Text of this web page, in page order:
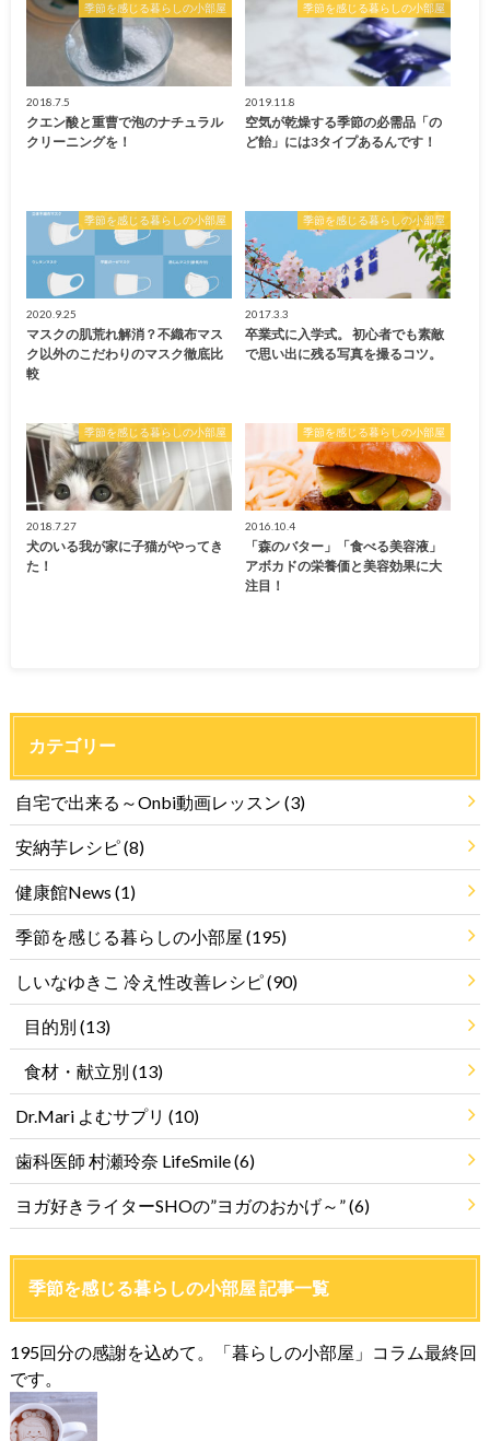
季節を感じる暮らしの小部屋
2018.7.5
クエン酸と重曹で泡のナチュラル
クリーニングを！
季節を感じる暮らしの小部屋
2019.11.8
空気が乾燥する季節の必需品「の
ど飴」には3タイプあるんです！
季節を感じる暮らしの小部屋
2020.9.25
マスクの肌荒れ解消？不織布マス
ク以外のこだわりのマスク徹底比
較
季節を感じる暮らしの小部屋
2017.3.3
卒業式に入学式。 初心者でも素敵
で思い出に残る写真を撮るコツ。
季節を感じる暮らしの小部屋
2018.7.27
犬のいる我が家に子猫がやってき
た！
季節を感じる暮らしの小部屋
2016.10.4
「森のバター」「食べる美容液」
アボカドの栄養価と美容効果に大
注目！
カテゴリー
自宅で出来る～Onbi動画レッスン (3)
安納芋レシピ(8)
健康館News (1)
季節を感じる暮らしの小部屋 (195)
しいなゆきこ 冷え性改善レシピ(90)
目的別 (13)
食材・献立別 (13)
Dr.Mari よむサプリ (10)
歯科医師 村瀬玲奈 LifeSmile(6)
ヨガ好きライターSHOの”ヨガのおかげ～”(6)
季節を感じる暮らしの小部屋 記事一覧
195回分の感謝を込めて。「暮らしの小部屋」コラム最終回
です。